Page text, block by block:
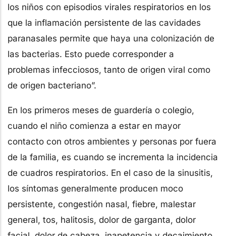
los niños con episodios virales respiratorios en los
que la inflamación persistente de las cavidades
paranasales permite que haya una colonización de
las bacterias. Esto puede corresponder a
problemas infecciosos, tanto de origen viral como
de origen bacteriano”.
En los primeros meses de guardería o colegio,
cuando el niño comienza a estar en mayor
contacto con otros ambientes y personas por fuera
de la familia, es cuando se incrementa la incidencia
de cuadros respiratorios. En el caso de la sinusitis,
los síntomas generalmente producen moco
persistente, congestión nasal, fiebre, malestar
general, tos, halitosis, dolor de garganta, dolor